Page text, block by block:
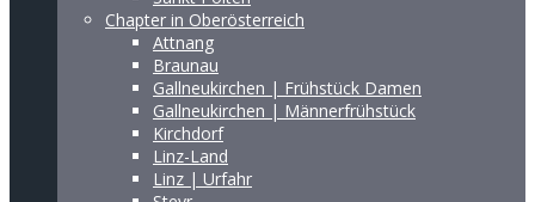
Chapter in Oberösterreich
Attnang
Braunau
Gallneukirchen | Frühstück Damen
Gallneukirchen | Männerfrühstück
Kirchdorf
Linz-Land
Linz | Urfahr